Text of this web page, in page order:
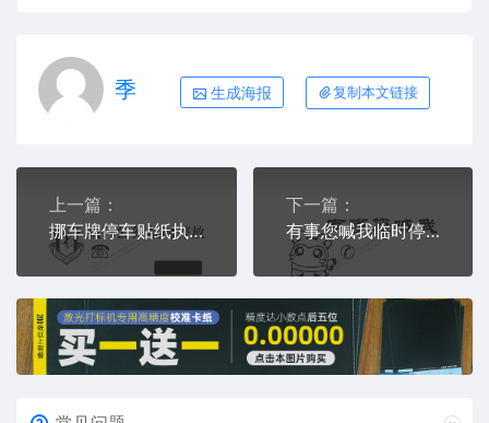
季 生成海报 复制本文链接
上一篇：
挪车牌停车贴纸执行公务临时停放车牌电话号码停车标牌pld激光打标
下一篇：
有事您喊我临时停靠可爱仓鼠电话牌挪车通用plt格式激光打标文件